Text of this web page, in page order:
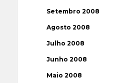
Setembro 2008
Agosto 2008
Julho 2008
Junho 2008
Maio 2008